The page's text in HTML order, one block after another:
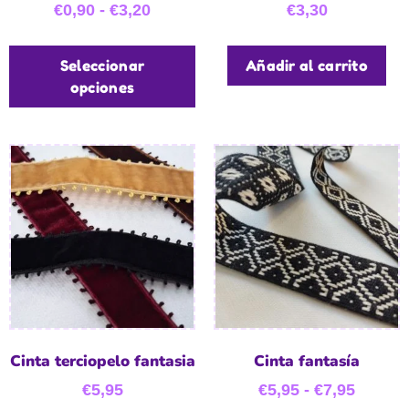
€0,90 - €3,20
Seleccionar
opciones
€3,30
Añadir al carrito
Cinta terciopelo fantasia
€5,95
Cinta fantasía
€5,95 - €7,95